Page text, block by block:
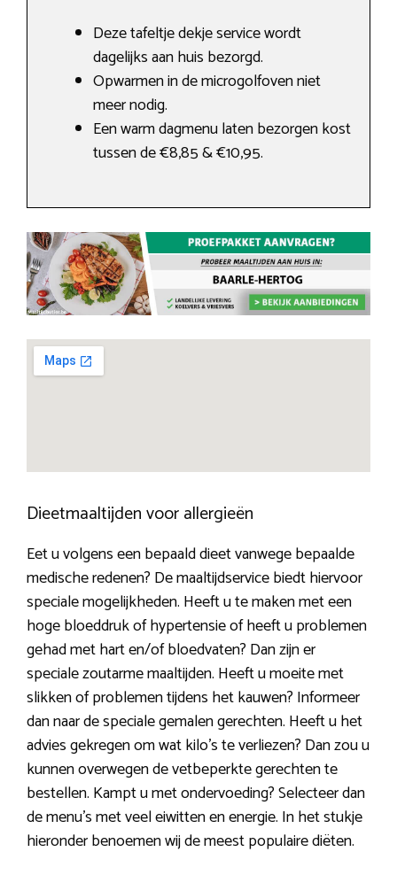
Deze tafeltje dekje service wordt
dagelijks aan huis bezorgd.
Opwarmen in de microgolfoven niet
meer nodig.
Een warm dagmenu laten bezorgen kost
tussen de €8,85 & €10,95.
Dieetmaaltijden voor allergieën
Eet u volgens een bepaald dieet vanwege bepaalde
medische redenen? De maaltijdservice biedt hiervoor
speciale mogelijkheden. Heeft u te maken met een
hoge bloeddruk of hypertensie of heeft u problemen
gehad met hart en/of bloedvaten? Dan zijn er
speciale zoutarme maaltijden. Heeft u moeite met
slikken of problemen tijdens het kauwen? Informeer
dan naar de speciale gemalen gerechten. Heeft u het
advies gekregen om wat kilo’s te verliezen? Dan zou u
kunnen overwegen de vetbeperkte gerechten te
bestellen. Kampt u met ondervoeding? Selecteer dan
de menu’s met veel eiwitten en energie. In het stukje
hieronder benoemen wij de meest populaire diëten.